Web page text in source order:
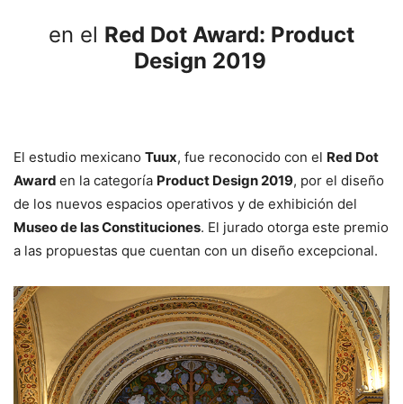
en el Red Dot Award: Product
Design 2019
El estudio mexicano Tuux, fue reconocido con el Red Dot
Award en la categoría Product Design 2019, por el diseño
de los nuevos espacios operativos y de exhibición del
Museo de las Constituciones. El jurado otorga este premio
a las propuestas que cuentan con un diseño excepcional.